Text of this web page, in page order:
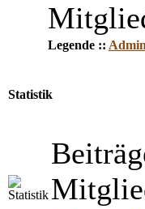
Legende ::
Statistik